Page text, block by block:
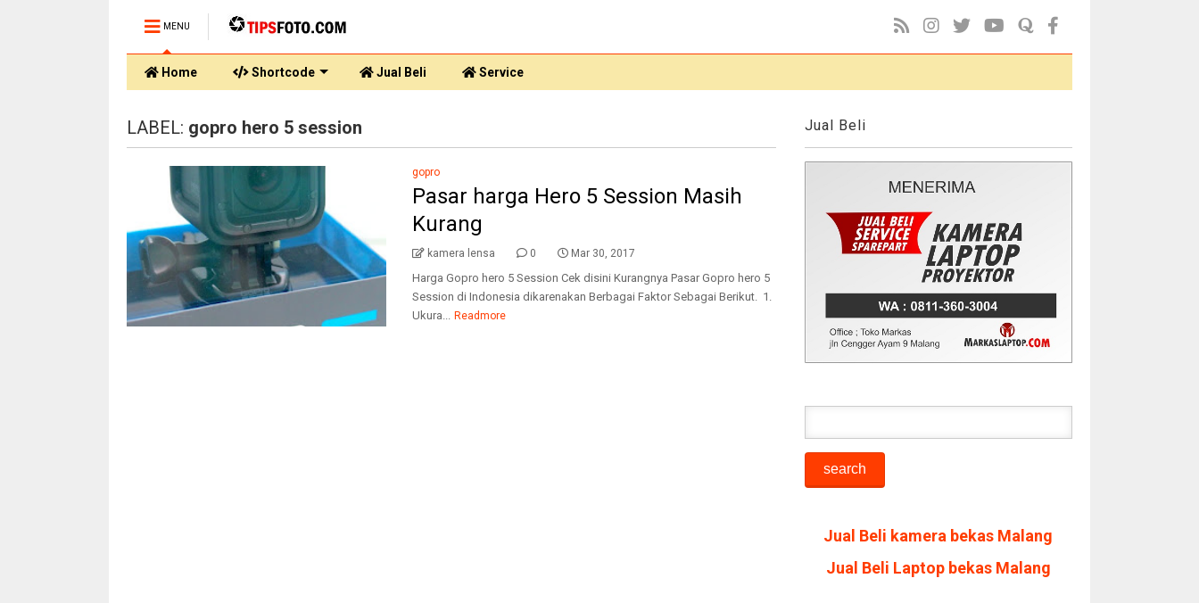
MENU
Home Shortcode Jual Beli Service
LABEL: gopro hero 5 session
gopro
Pasar harga Hero 5 Session Masih
Kurang
kamera lensa 0 Mar 30, 2017
Harga Gopro hero 5 Session Cek disini Kurangnya Pasar Gopro hero 5
Session di Indonesia dikarenakan Berbagai Faktor Sebagai Berikut. 1.
Ukura... Readmore
Jual Beli
Jual Beli kamera bekas Malang
Jual Beli Laptop bekas Malang